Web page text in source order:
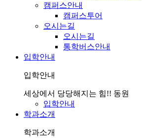
캠퍼스안내
캠퍼스투어
오시는길
오시는길
통학버스안내
입학안내
입학안내
세상에서 당당해지는 힘!! 동원
입학안내
학과소개
학과소개